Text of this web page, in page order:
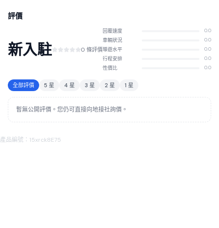
評價
新入駐 0 條評價
回覆速度 0.0
車輛狀況 0.0
導遊水平 0.0
行程安排 0.0
性價比 0.0
全部評價 5 星 4 星 3 星 2 星 1 星
暫無公開評價。您仍可直接向地接社詢價。
產品編號：15xrck8E75